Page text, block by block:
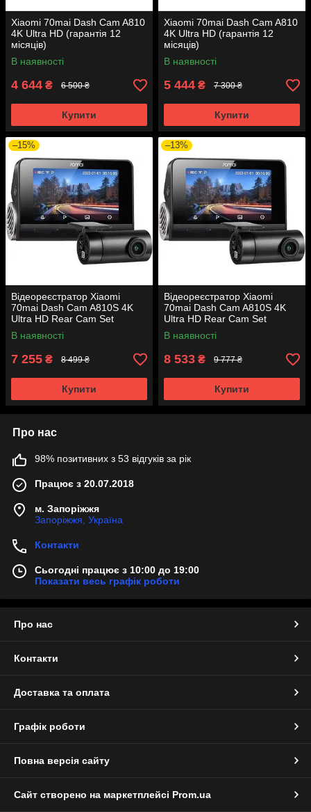
Xiaomi 70mai Dash Cam A810
4K Ultra HD (гарантія 12
місяців)
В наявності
4 644 ₴ 6 500 ₴
Купити
Xiaomi 70mai Dash Cam A810
4K Ultra HD (гарантія 12
місяців)
В наявності
5 444 ₴ 7 300 ₴
Купити
–15%
Відеореєстратор Xiaomi
70mai Dash Cam A810S 4K
Ultra HD Rear Cam Set
(гарантія 12 місяців)
В наявності
7 255 ₴ 8 499 ₴
Купити
–13%
Відеореєстратор Xiaomi
70mai Dash Cam A810S 4K
Ultra HD Rear Cam Set
(гарантія 12 місяців)
В наявності
8 533 ₴ 9 777 ₴
Купити
Про нас
98% позитивних з 53 відгуків за рік
Працює з 20.07.2018
м. Запоріжжя
Запоріжжя, Україна
Контакти
Сьогодні працює з 10:00 до 19:00
Показати весь графік роботи
Про нас
Контакти
Доставка та оплата
Графік роботи
Повна версія сайту
Сайт створено на маркетплейсі Prom.ua